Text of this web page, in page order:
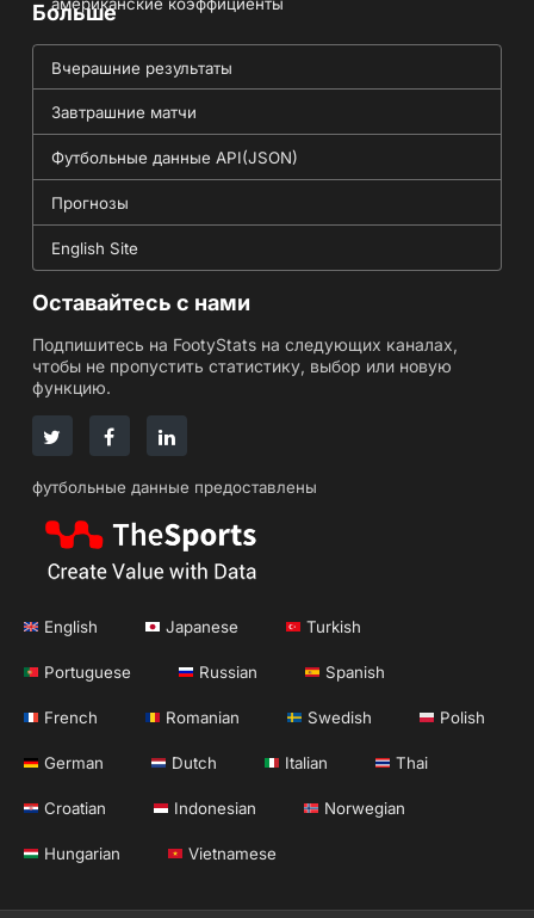
Больше
Вчерашние результаты
Завтрашние матчи
Футбольные данные API(JSON)
Прогнозы
English Site
Оставайтесь с нами
Подпишитесь на FootyStats на следующих каналах,
чтобы не пропустить статистику, выбор или новую
функцию.
футбольные данные предоставлены
English Japanese Turkish
Portuguese Russian Spanish
French Romanian Swedish Polish
German Dutch Italian Thai
Croatian Indonesian Norwegian
Hungarian Vietnamese